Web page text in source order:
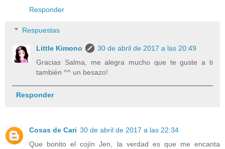
Responder
Respuestas
Little Kimono
30 de abril de 2017 a las 20:49
Gracias Salma, me alegra mucho que te guste a ti
también ^^ un besazo!
Responder
Cosas de Cari 30 de abril de 2017 a las 22:34
Que bonito el cojín Jen, la verdad es que me encanta